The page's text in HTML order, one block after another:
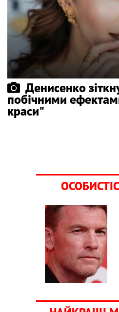
Денисенко
побічними
краси"